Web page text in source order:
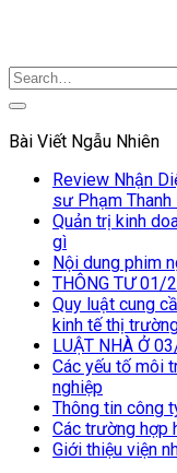
Bài Viết Ngẫu Nhiên
Review Nhận
sư Phạm Thanh
Quản trị kinh
gì
Nội dung phim
THÔNG TƯ 01/
Quy luật cung
kinh tế thị
LUẬT NHÀ Ở
Các yếu tố môi
nghiệp
Thông tin công
Các trường hợp
Giới thiệu viện